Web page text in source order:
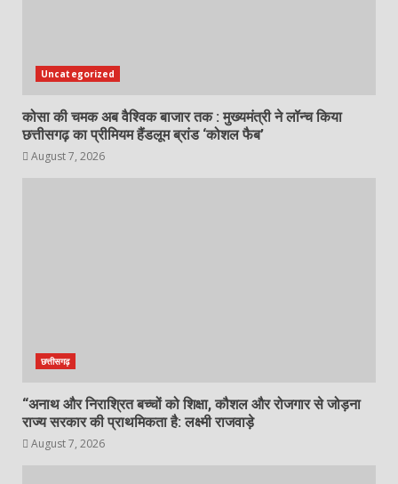
Uncategorized
कोसा की चमक अब वैश्विक बाजार तक : मुख्यमंत्री ने लॉन्च किया
छत्तीसगढ़ का प्रीमियम हैंडलूम ब्रांड ‘कोशल फैब’
August 7, 2026
छत्तीसगढ़
“अनाथ और निराश्रित बच्चों को शिक्षा, कौशल और रोजगार से जोड़ना
राज्य सरकार की प्राथमिकता है: लक्ष्मी राजवाड़े
August 7, 2026